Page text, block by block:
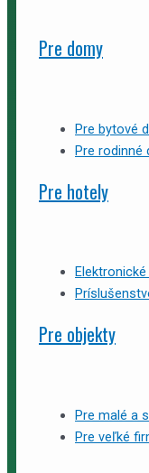
Pre domy
Pre bytové
Pre rodinné
Pre hotely
Pre objekty
Pre malé a
Pre veľké